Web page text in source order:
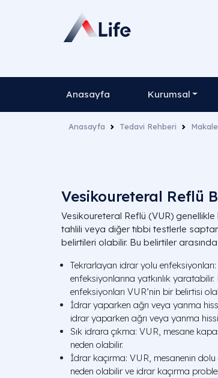
Anasayfa Kurumsal
Anasayfa Tedavi Rehberi Makale
Vesikoureteral Reflü
Vesikoureteral Reflü (VUR)
tahlili veya diğer tıbbi testlerle
belirtileri olabilir. Bu belirtiler
Tekrarlayan idrar yolu
enfeksiyonlarına yatkınlık
enfeksiyonları VUR’nin bir belirtisi
İdrar yaparken ağrı veya yanma
idrar yaparken ağrı veya yanma
Sık idrara çıkma: VUR, mesane
neden olabilir.
İdrar kaçırma: VUR, mesanenin
neden olabilir ve idrar kaçırma